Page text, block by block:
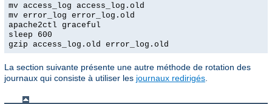
mv access_log access_log.old
mv error_log error_log.old
apache2ctl graceful
sleep 600
gzip access_log.old error_log.old
La section suivante présente une autre méthode de rotation des
journaux qui consiste à utiliser les journaux redirigés